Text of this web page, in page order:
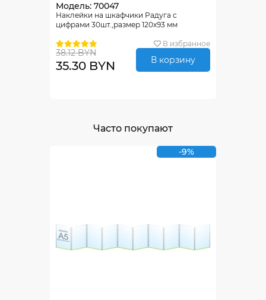
Модель: 70047
Наклейки на шкафчики Радуга с
цифрами 30шт.,размер 120х93 мм
В избранное
38.12 BYN
35.30 BYN В корзину
Часто покупают
-9%